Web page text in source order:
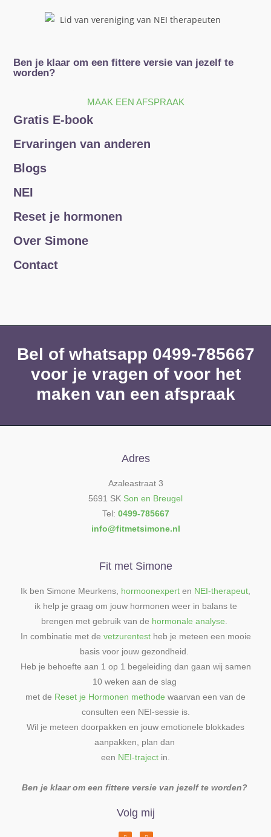
Ben je klaar om een fittere versie van jezelf te
worden?
MAAK EEN AFSPRAAK
Gratis E-book
Ervaringen van anderen
Blogs
NEI
Reset je hormonen
Over Simone
Contact
Bel of whatsapp 0499-785667
voor je vragen of voor het
maken van een afspraak
Adres
Azaleastraat 3
5691 SK Son en Breugel
Tel: 0499-785667
info@fitmetsimone.nl
Fit met Simone
Ik ben Simone Meurkens, hormoonexpert en NEI-therapeut
ik help je graag om jouw hormonen weer in balans te
brengen met gebruik van de hormonale analyse
In combinatie met de vetzurentestheb je meteen een mooie
basis voor jouw gezondheid.
Heb je behoefte aan 1 op 1 begeleiding dan gaan wij samen
10 weken aan de slag
met de Reset je Hormonen methode waarvan een van de
consulten een NEI-sessie is.
Wil je meteen doorpakken en jouw emotionele blokkades
aanpakken, plan dan
een NEI-traject in.
Ben je klaar om een fittere versie van jezelf te worden?
Volg mij